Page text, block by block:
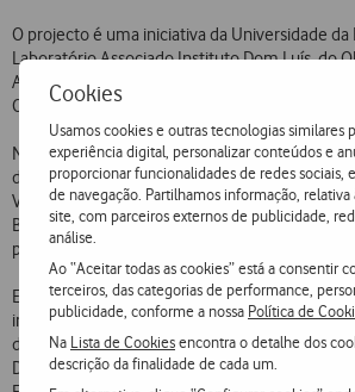
Cookies
Usamos cookies e outras tecnologias similares
experiência digital, personalizar conteúdos e
proporcionar funcionalidades de redes sociais,
de navegação. Partilhamos informação, relativa
site, com parceiros externos de publicidade,
análise.
Ao “Aceitar todas as cookies” está a consentir
terceiros, das categorias de performance,
publicidade, conforme a nossa Política de
Na Lista de Cookiesencontra o detalhe dos
descrição da finalidade de cada um.
O projecto é uma iniciativa da Universidade da
Laboratório Associado Instituto Dom Luís, do
Astronómico da Universidade do Porto e do
Observação da Terra e Sistemas Espaciais da
No quadro do protocolo de cooperação
da Beira Interior, a Fundação Vodafone
Vodafone Mobile Connect Card e respectivas
Banda Larga Móvel, possibilitando, assim, tanto
permanente como a transferência diária dos
Esta iniciativa conta igualmente com a
instituições, como a Secretaria Regional de
dos Açores, o Instituto de Meteorologia, o
Desenvolvimento Agrário do Pico e o Instituto